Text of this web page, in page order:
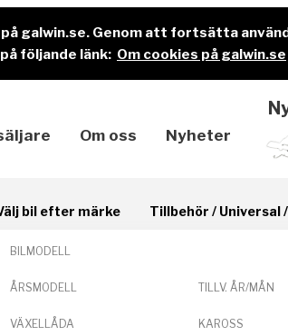
galwin.se. Genom att fortsätta
följande länk: Om cookies på galwin.se
Om oss Nyheter
bil efter märke Tillbehör / Universal
BILMODELL
ÅRSMODELL TILLV. ÅR/MÅN
VÄXELLÅDA KAROSS